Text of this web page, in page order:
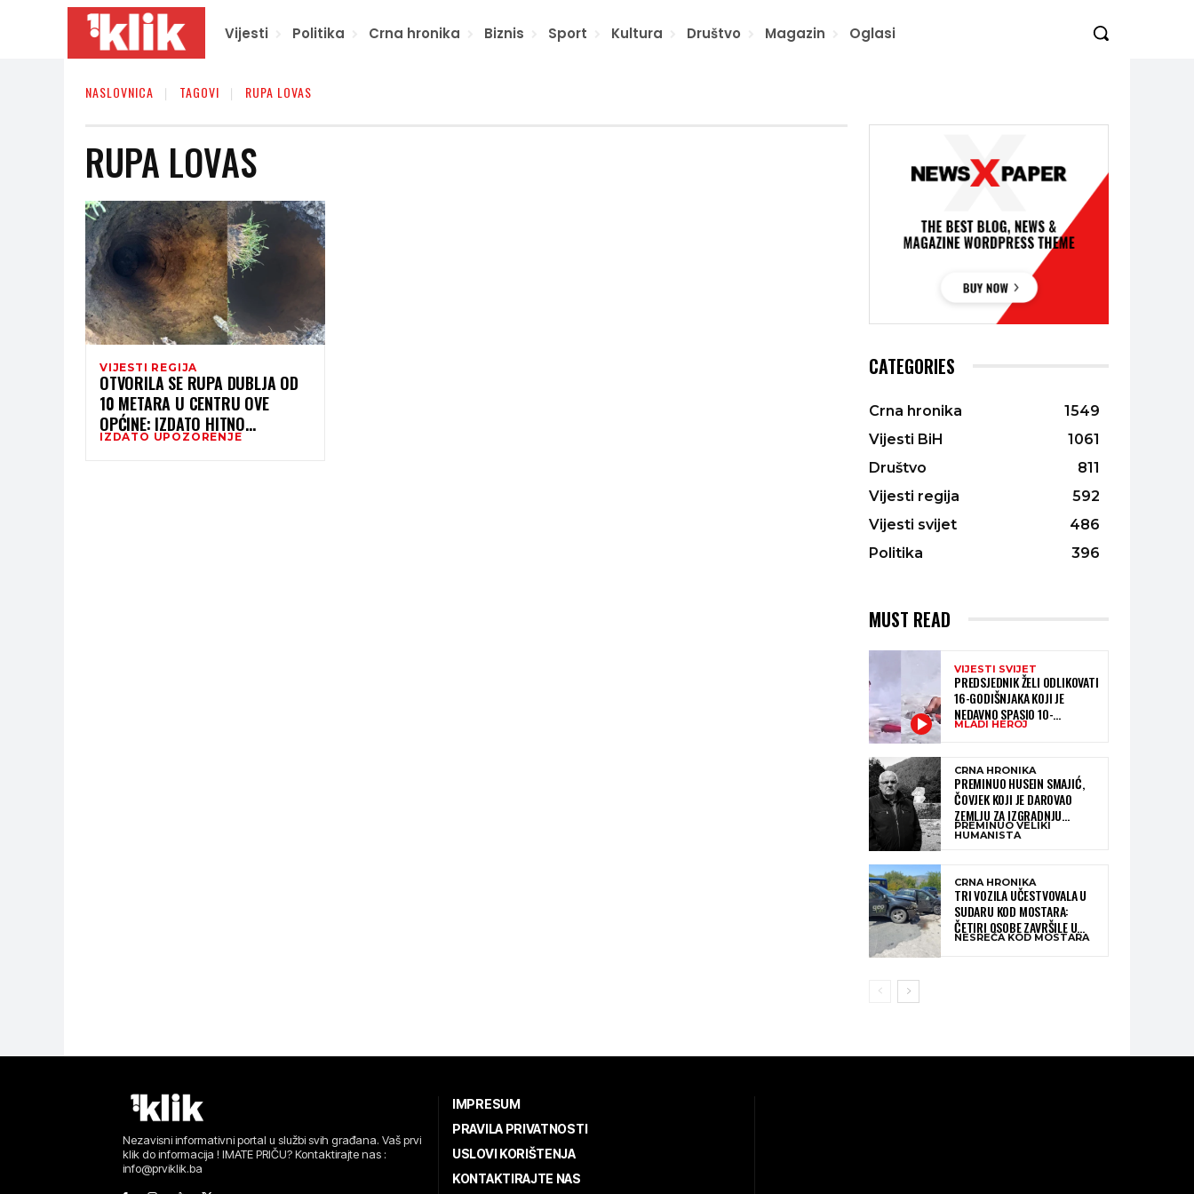
Vijesti Politika Crna hronika Biznis Sport Kultura Društvo Magazin Oglasi
NASLOVNICA TAGOVI RUPA LOVAS
RUPA LOVAS
VIJESTI REGIJA
OTVORILA SE RUPA DUBLJA OD
10 METARA U CENTRU OVE
OPĆINE: IZDATO HITNO
UPOZORENJE!
IZDATO UPOZORENJE
CATEGORIES
Crna hronika
1549
Vijesti BiH
1061
Društvo
811
Vijesti regija
592
Vijesti svijet
486
Politika
396
MUST READ
VIJESTI SVIJET
PREDSJEDNIK ŽELI ODLIKOVATI
16-GODIŠNJAKA KOJI JE
NEDAVNO SPASIO 10-
GODIŠNJEG DJEČAKA IZ
MLADI HEROJ
CRNA HRONIKA
PREMINUO HUSEIN SMAJIĆ,
ČOVJEK KOJI JE DAROVAO
ZEMLJU ZA IZGRADNJU
KATOLIČKE CRKVE U BUGOJNU
PREMINUO VELIKI
HUMANISTA
CRNA HRONIKA
TRI VOZILA UČESTVOVALA U
SUDARU KOD MOSTARA:
ČETIRI OSOBE ZAVRŠILE U
BOLNICI
NESREĆA KOD MOSTARA
Nezavisni informativni portal u službi svih građana. Vaš prvi
klik do informacija ! IMATE PRIČU? Kontaktirajte nas :
info@prviklik.ba
IMPRESUM
PRAVILA PRIVATNOSTI
USLOVI KORIŠTENJA
KONTAKTIRAJTE NAS